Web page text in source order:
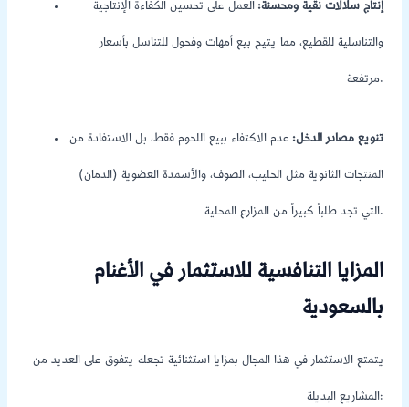
إنتاج سلالات نقية ومحسنة: العمل على تحسين الكفاءة الإنتاجية
والتناسلية للقطيع، مما يتيح بيع أمهات وفحول للتناسل بأسعار
مرتفعة.
تنويع مصادر الدخل: عدم الاكتفاء ببيع اللحوم فقط، بل الاستفادة من
المنتجات الثانوية مثل الحليب، الصوف، والأسمدة العضوية (الدمان)
التي تجد طلباً كبيراً من المزارع المحلية.
المزايا التنافسية للاستثمار في الأغنام
بالسعودية
يتمتع الاستثمار في هذا المجال بمزايا استثنائية تجعله يتفوق على العديد من
المشاريع البديلة: